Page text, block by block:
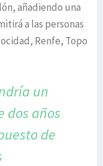
añadiendo una
a las personas
Renfe, Topo
un
dos años
de